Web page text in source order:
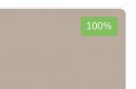
100%